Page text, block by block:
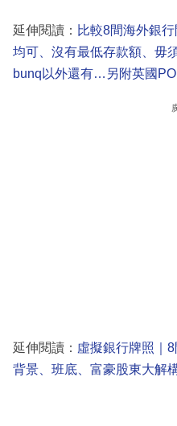
延伸閱讀： 比較8間海外銀
均可、沒有最低存款額、毋
bunq以外還有…另附英國
延伸閱讀： 虛擬銀行牌照｜
背景、班底、富豪股東大解